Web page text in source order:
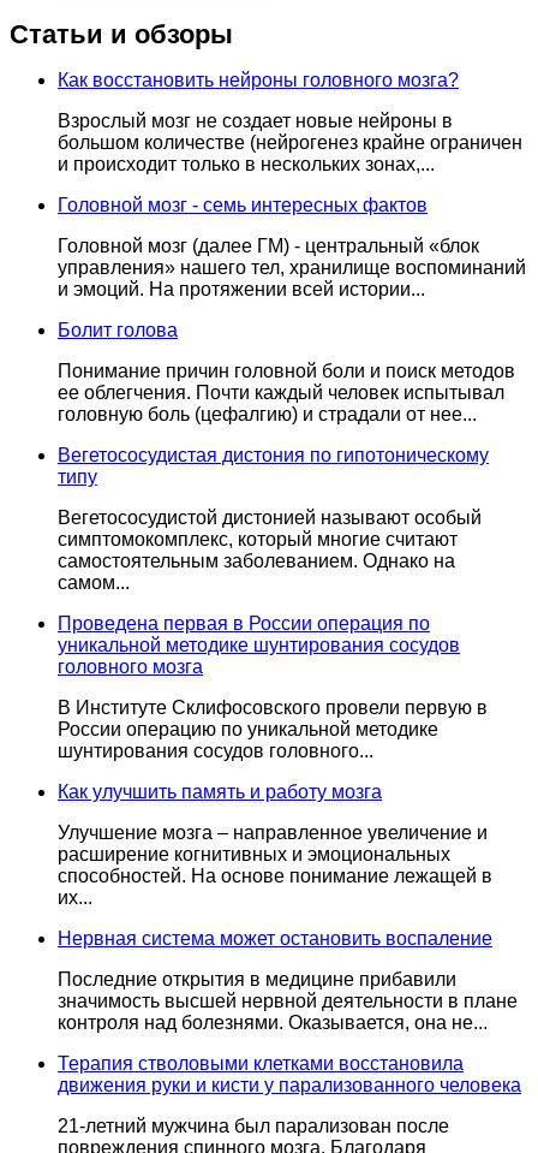
Статьи и обзоры
Как восстановить нейроны головного мозга?
Взрослый мозг не создает новые нейроны в
большом количестве (нейрогенез крайне ограничен
и происходит только в нескольких зонах,...
Головной мозг - семь интересных фактов
Головной мозг (далее ГМ) - центральный «блок
управления» нашего тел, хранилище воспоминаний
и эмоций. На протяжении всей истории...
Болит голова
Понимание причин головной боли и поиск методов
ее облегчения. Почти каждый человек испытывал
головную боль (цефалгию) и страдали от нее...
Вегетососудистая дистония по гипотоническому
типу
Вегетососудистой дистонией называют особый
симптомокомплекс, который многие считают
самостоятельным заболеванием. Однако на
самом...
Проведена первая в России операция по
уникальной методике шунтирования сосудов
головного мозга
В Институте Склифосовского провели первую в
России операцию по уникальной методике
шунтирования сосудов головного...
Как улучшить память и работу мозга
Улучшение мозга – направленное увеличение и
расширение когнитивных и эмоциональных
способностей. На основе понимание лежащей в
их...
Нервная система может остановить воспаление
Последние открытия в медицине прибавили
значимость высшей нервной деятельности в плане
контроля над болезнями. Оказывается, она не...
Терапия стволовыми клетками восстановила
движения руки и кисти у парализованного человека
21-летний мужчина был парализован после
повреждения спинного мозга. Благодаря